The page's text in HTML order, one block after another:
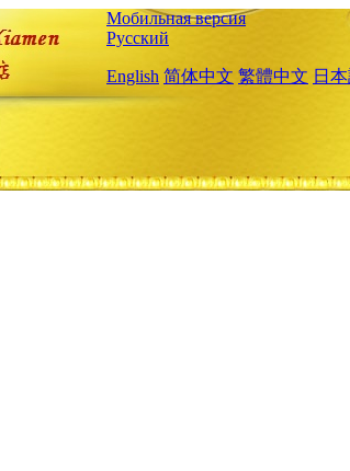
Мобильная версия
Русский
English 简体中文 繁體中文 日